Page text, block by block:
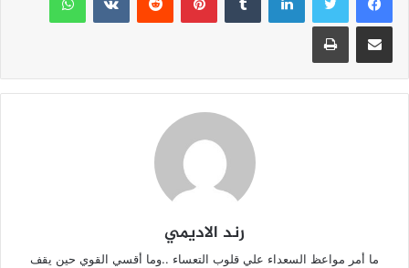
مشاركة عبر البريد طباعة
رند الاديمي
ما أمر مواعظ السعداء علي قلوب التعساء ..وما أقسي القوي حين يقف